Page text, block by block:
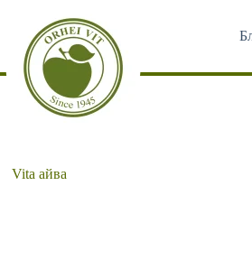
Vita айва